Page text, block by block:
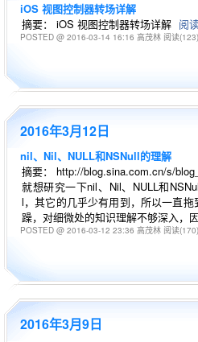
iOS 视图控制器转场详解
摘要： iOS 视图控制器转场详解 阅
POSTED @ 2016-03-14 16:16 高茂林 阅读(123)
2016年3月12日
nil、Nil、NULL和NSNull的理解
摘要： http://blog.sina.com.cn/s/
就想研究一下nil、Nil、NULL和
l，其它的几乎少有用到，所以一直
躁，对细微处的知识理解不够深入，
POSTED @ 2016-03-12 23:36 高茂林 阅读(170)
2016年3月9日